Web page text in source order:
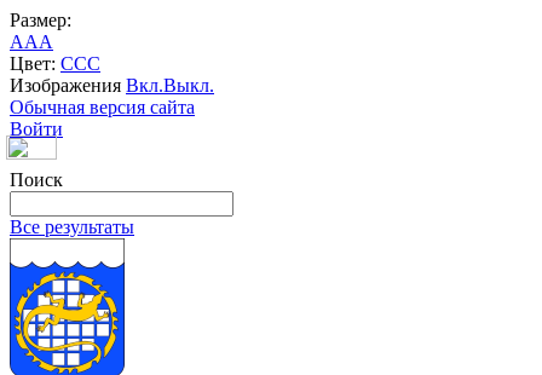
Размер:
AAA
Цвет: CCC
Изображения Вкл.Выкл.
Обычная версия сайта
Войти
Поиск
Все результаты